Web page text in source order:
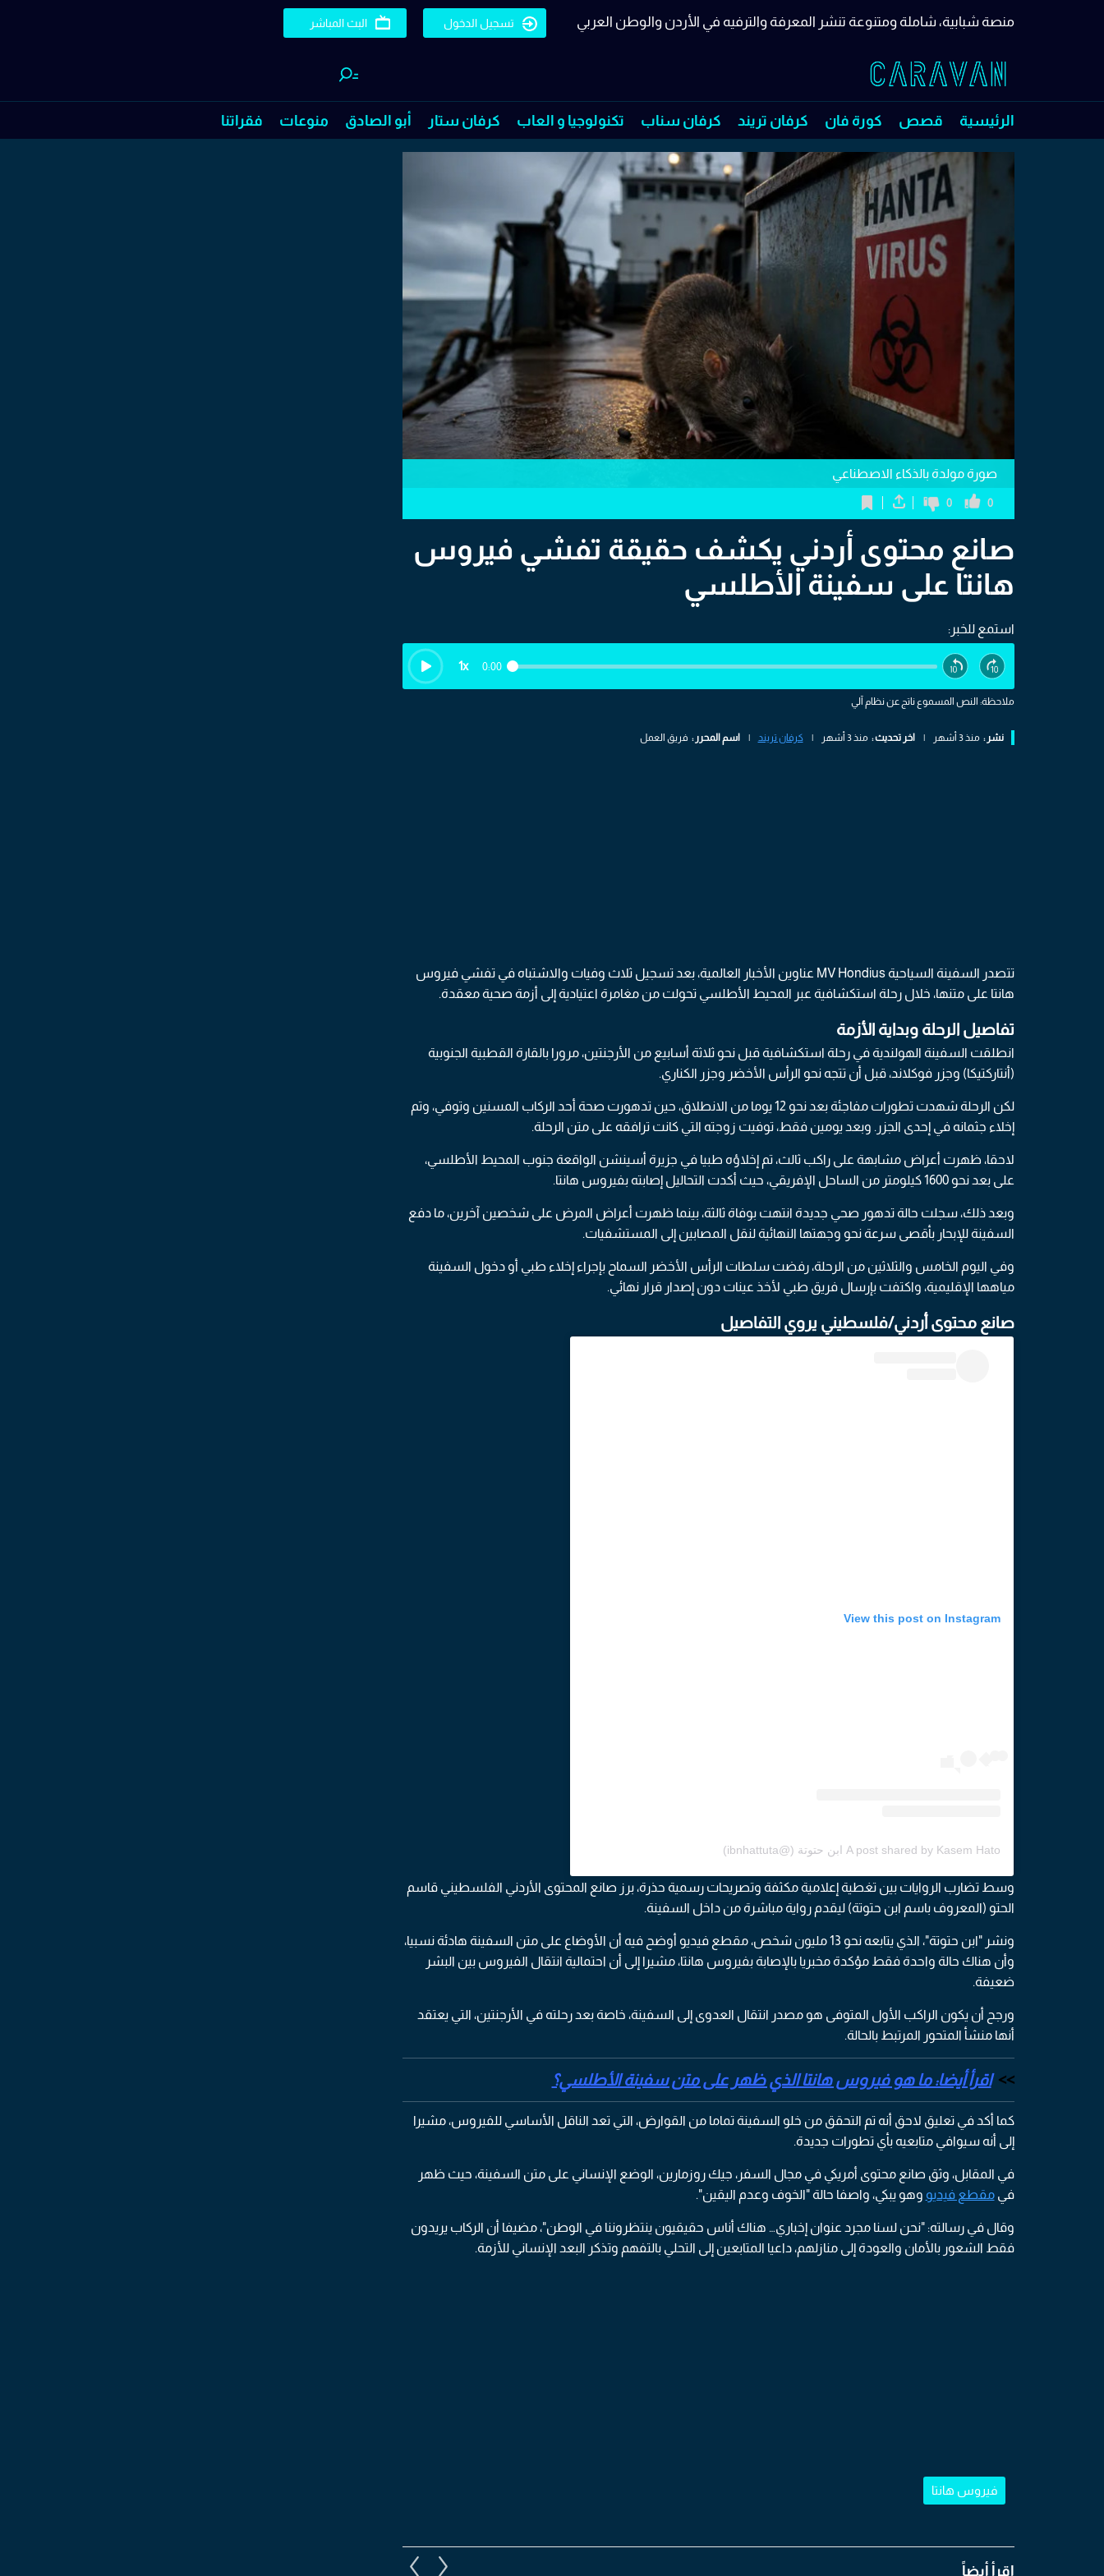
منصة شبابية، شاملة ومتنوعة تنشر المعرفة والترفيه في الأردن والوطن العربي تسجيل الدخول البث المباشر
الرئيسية قصص كورة فان كرفان تريند كرفان سناب تكنولوجيا و العاب كرفان ستار أبو الصادق منوعات فقراتنا
صورة مولدة بالذكاء الاصطناعي
0
0
صانع محتوى أردني يكشف حقيقة تفشي فيروس
هانتا على سفينة الأطلسي
استمع للخبر:
0:00
1x
ملاحظة: النص المسموع ناتج عن نظام آلي
نشر : منذ 3 أشهر | اخر تحديث : منذ 3 أشهر | كرفان تريند | اسم المحرر : فريق العمل
تتصدر السفينة السياحية MV Hondius عناوين الأخبار العالمية، بعد تسجيل ثلاث وفيات والاشتباه في تفشي فيروس
هانتا على متنها، خلال رحلة استكشافية عبر المحيط الأطلسي تحولت من مغامرة اعتيادية إلى أزمة صحية معقدة.
تفاصيل الرحلة وبداية الأزمة
انطلقت السفينة الهولندية في رحلة استكشافية قبل نحو ثلاثة أسابيع من الأرجنتين، مرورا بالقارة القطبية الجنوبية
(أنتاركتيكا) وجزر فوكلاند، قبل أن تتجه نحو الرأس الأخضر وجزر الكناري.
لكن الرحلة شهدت تطورات مفاجئة بعد نحو 12 يوما من الانطلاق، حين تدهورت صحة أحد الركاب المسنين وتوفي، وتم
إخلاء جثمانه في إحدى الجزر. وبعد يومين فقط، توفيت زوجته التي كانت ترافقه على متن الرحلة.
لاحقا، ظهرت أعراض مشابهة على راكب ثالث، تم إخلاؤه طبيا في جزيرة أسينشن الواقعة جنوب المحيط الأطلسي،
على بعد نحو 1600 كيلومتر من الساحل الإفريقي، حيث أكدت التحاليل إصابته بفيروس هانتا.
وبعد ذلك، سجلت حالة تدهور صحي جديدة انتهت بوفاة ثالثة، بينما ظهرت أعراض المرض على شخصين آخرين، ما دفع
السفينة للإبحار بأقصى سرعة نحو وجهتها النهائية لنقل المصابين إلى المستشفيات.
وفي اليوم الخامس والثلاثين من الرحلة، رفضت سلطات الرأس الأخضر السماح بإجراء إخلاء طبي أو دخول السفينة
مياهها الإقليمية، واكتفت بإرسال فريق طبي لأخذ عينات دون إصدار قرار نهائي.
صانع محتوى أردني/فلسطيني يروي التفاصيل
View this post on Instagram
A post shared by Kasem Hato ابن حتوتة (@ibnhattuta)
وسط تضارب الروايات بين تغطية إعلامية مكثفة وتصريحات رسمية حذرة، برز صانع المحتوى الأردني الفلسطيني قاسم
الحتو (المعروف باسم ابن حتوتة) ليقدم رواية مباشرة من داخل السفينة.
ونشر "ابن حتوتة"، الذي يتابعه نحو 13 مليون شخص، مقطع فيديو أوضح فيه أن الأوضاع على متن السفينة هادئة نسبيا،
وأن هناك حالة واحدة فقط مؤكدة مخبريا بالإصابة بفيروس هانتا، مشيرا إلى أن احتمالية انتقال الفيروس بين البشر
ضعيفة.
ورجح أن يكون الراكب الأول المتوفى هو مصدر انتقال العدوى إلى السفينة، خاصة بعد رحلته في الأرجنتين، التي يعتقد
أنها منشأ المتحور المرتبط بالحالة.
اقرأ أيضا: ما هو فيروس هانتا الذي ظهر على متن سفينة الأطلسي؟
كما أكد في تعليق لاحق أنه تم التحقق من خلو السفينة تماما من القوارض، التي تعد الناقل الأساسي للفيروس، مشيرا
إلى أنه سيوافي متابعيه بأي تطورات جديدة.
في المقابل، وثق صانع محتوى أمريكي في مجال السفر، جيك روزمارين، الوضع الإنساني على متن السفينة، حيث ظهر
فيمقطع فيديو وهو يبكي، واصفا حالة "الخوف وعدم اليقين".
وقال في رسالته: "نحن لسنا مجرد عنوان إخباري… هناك أناس حقيقيون ينتظروننا في الوطن"، مضيفا أن الركاب يريدون
فقط الشعور بالأمان والعودة إلى منازلهم، داعيا المتابعين إلى التحلي بالتفهم وتذكر البعد الإنساني للأزمة.
فيروس هانتا
اقرأ أيضاً